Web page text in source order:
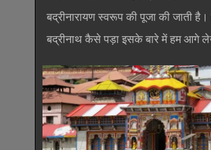
बद्रीनारायण स्वरूप की पूजा की जाती है।
बद्रीनाथ कैसे पड़ा इसके बारे में हम आगे